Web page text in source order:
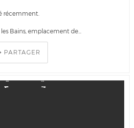
récemment.
Bains, emplacement de...
PARTAGER